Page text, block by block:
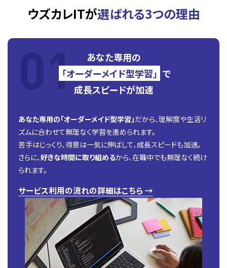
ウズカレITが選ばれる3つの理由
あなた専用の
「オーダーメイド型学習」 で
成長スピードが加速
あなた専用の「オーダーメイド型学習」だから、理解度や生活リ
ズムに合わせて無理なく学習を進められます。
苦手はじっくり、得意は一気に伸ばして、成長スピードも加速。
さらに、好きな時間に取り組めるから、在職中でも無理なく続け
られます。
サービス利用の流れの詳細はこちら →